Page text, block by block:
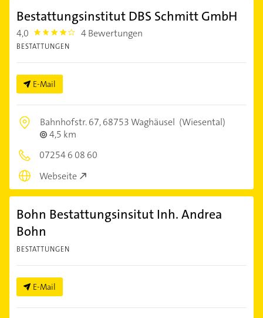
Bestattungsinstitut DBS Schmitt GmbH
4,0 4.0 4 Bewertungen
BESTATTUNGEN
E-Mail
Bahnhofstr. 67,68753 Waghäusel (Wiesental)
4,5 km
07254 6 08 60
Webseite
Bohn Bestattungsinsitut Inh. Andrea
Bohn
BESTATTUNGEN
E-Mail